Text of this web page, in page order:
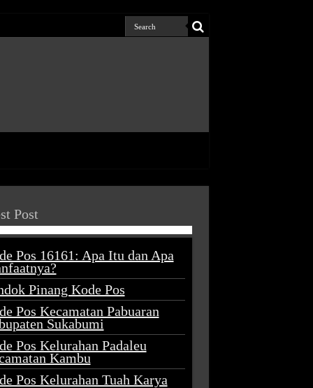
Post
Pos 16161: Apa Itu dan Apa
Pinang Kode Pos
Pos Kecamatan Pabuaran
Sukabumi
Pos Kelurahan Padaleu
Kambu
Pos Kelurahan Tuah Karya